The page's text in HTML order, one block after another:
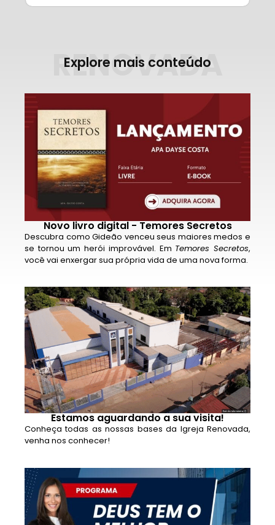
RENOVADA
Explore mais conteúdo
Novo livro digital - Temores Secretos
Descubra como Gideão venceu seus maiores medos e
se tornou um herói improvável. Em Temores Secretos,
você vai enxergar sua própria vida de uma nova forma.
Estamos aguardando a sua visita!
Conheça todas as nossas bases da Igreja Renovada,
venha nos conhecer!